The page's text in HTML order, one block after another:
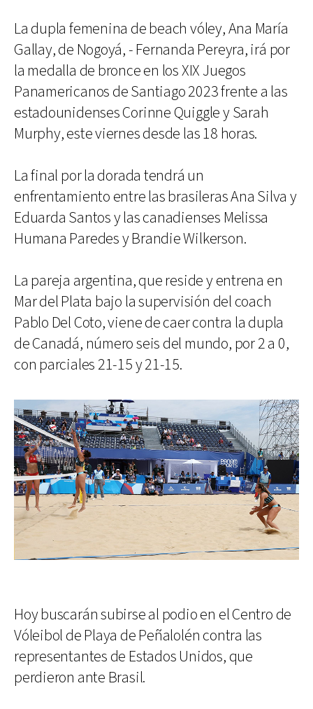
La dupla femenina de beach vóley, Ana María
Gallay, de Nogoyá, - Fernanda Pereyra, irá por
la medalla de bronce en los XIX Juegos
Panamericanos de Santiago 2023 frente a las
estadounidenses Corinne Quiggle y Sarah
Murphy, este viernes desde las 18 horas.
La final por la dorada tendrá un
enfrentamiento entre las brasileras Ana Silva y
Eduarda Santos y las canadienses Melissa
Humana Paredes y Brandie Wilkerson.
La pareja argentina, que reside y entrena en
Mar del Plata bajo la supervisión del coach
Pablo Del Coto, viene de caer contra la dupla
de Canadá, número seis del mundo, por 2 a 0,
con parciales 21-15 y 21-15.
Hoy buscarán subirse al podio en el Centro de
Vóleibol de Playa de Peñalolén contra las
representantes de Estados Unidos, que
perdieron ante Brasil.